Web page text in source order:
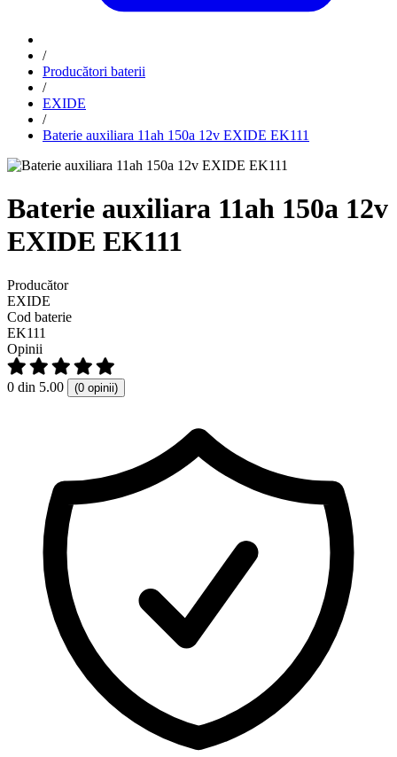
/
Producători baterii
/
EXIDE
/
Baterie auxiliara 11ah 150a 12v EXIDE EK111
Baterie auxiliara 11ah 150a 12v
EXIDE EK111
Producător
EXIDE
Cod baterie
EK111
Opinii
0 din 5.00 (0 opinii)